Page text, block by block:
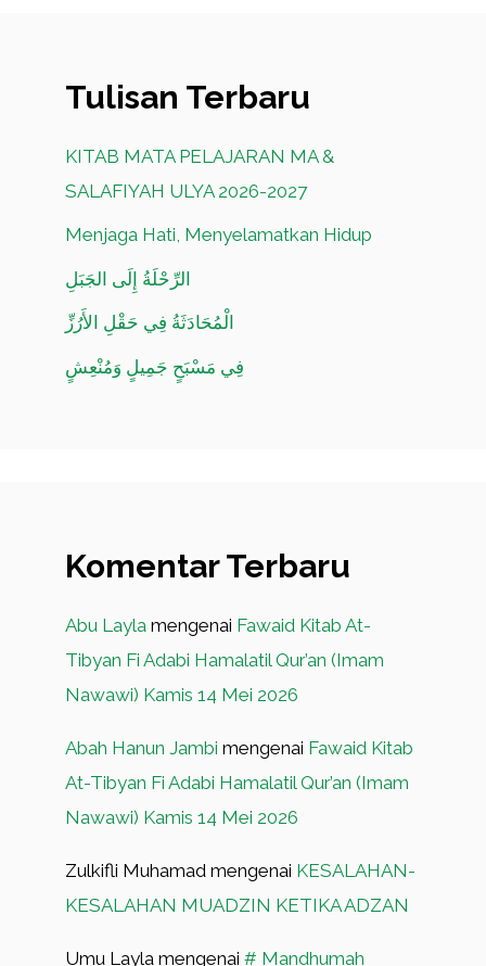
Tulisan Terbaru
KITAB MATA PELAJARAN MA &
SALAFIYAH ULYA 2026-2027
Menjaga Hati, Menyelamatkan Hidup
الرِّحْلَةُ إِلَى الجَبَلِ
الْمُحَادَثَةُ فِي حَقْلِ الأَرُزِّ
فِي مَسْبَحٍ جَمِيلٍ وَمُنْعِشٍ
Komentar Terbaru
Abu Layla mengenai Fawaid Kitab At-
Tibyan Fi Adabi Hamalatil Qur’an (Imam
Nawawi) Kamis 14 Mei 2026
Abah Hanun Jambi mengenai Fawaid Kitab
At-Tibyan Fi Adabi Hamalatil Qur’an (Imam
Nawawi) Kamis 14 Mei 2026
Zulkifli Muhamad mengenai KESALAHAN-
KESALAHAN MUADZIN KETIKA ADZAN
Umu Layla mengenai # Mandhumah